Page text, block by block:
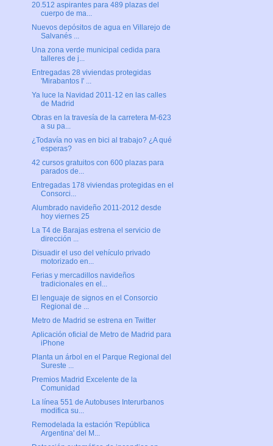
20.512 aspirantes para 489 plazas del
cuerpo de ma...
Nuevos depósitos de agua en Villarejo de
Salvanés ...
Una zona verde municipal cedida para
talleres de j...
Entregadas 28 viviendas protegidas
'Mirabantos I' ...
Ya luce la Navidad 2011-12 en las calles
de Madrid
Obras en la travesía de la carretera M-623
a su pa...
¿Todavía no vas en bici al trabajo? ¿A qué
esperas?
42 cursos gratuitos con 600 plazas para
parados de...
Entregadas 178 viviendas protegidas en el
Consorci...
Alumbrado navideño 2011-2012 desde
hoy viernes 25
La T4 de Barajas estrena el servicio de
dirección ...
Disuadir el uso del vehículo privado
motorizado en...
Ferias y mercadillos navideños
tradicionales en el...
El lenguaje de signos en el Consorcio
Regional de ...
Metro de Madrid se estrena en Twitter
Aplicación oficial de Metro de Madrid para
iPhone
Planta un árbol en el Parque Regional del
Sureste ...
Premios Madrid Excelente de la
Comunidad
La línea 551 de Autobuses Interurbanos
modifica su...
Remodelada la estación 'República
Argentina' del M...